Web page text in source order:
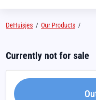
DeHuisjes / Our Products /
Currently not for sale